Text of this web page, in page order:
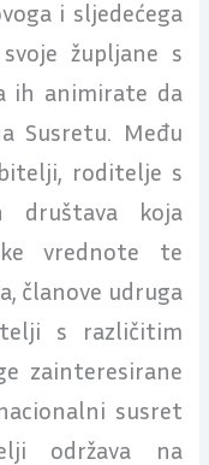
i sljedećega
župljane s
ih animirate da
Susretu. Među
roditelje s
društava koja
vrednote te
članove udruga
s različitim
zainteresirane
susret
održava na